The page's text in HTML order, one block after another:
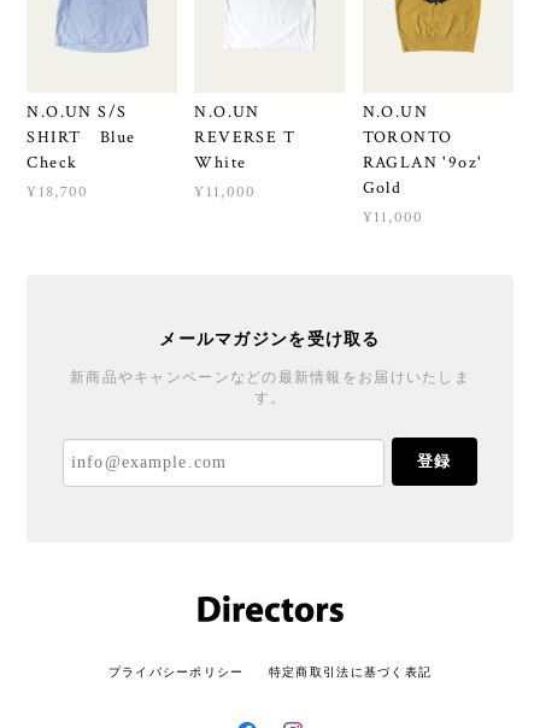
N.O.UN S/S
SHIRT Blue
Check
¥18,700
N.O.UN
REVERSE T
White
¥11,000
N.O.UN
TORONTO
RAGLAN '9oz'
Gold
¥11,000
メールマガジンを受け取る
新商品やキャンペーンなどの最新情報をお届けいたしま
す。
登録
プライバシーポリシー 特定商取引法に基づく表記